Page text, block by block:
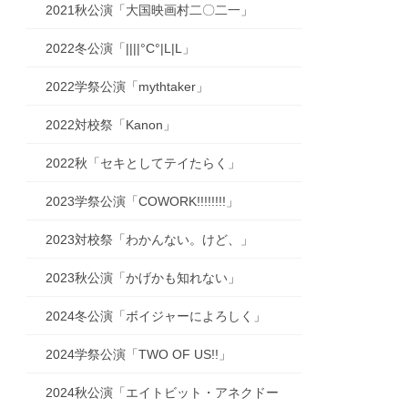
2021秋公演「大国映画村二〇二一」
2022冬公演「||||°C°|L|L」
2022学祭公演「mythtaker」
2022対校祭「Kanon」
2022秋「セキとしてテイたらく」
2023学祭公演「COWORK!!!!!!!!」
2023対校祭「わかんない。けど、」
2023秋公演「かげかも知れない」
2024冬公演「ボイジャーによろしく」
2024学祭公演「TWO OF US!!」
2024秋公演「エイトビット・アネクドー